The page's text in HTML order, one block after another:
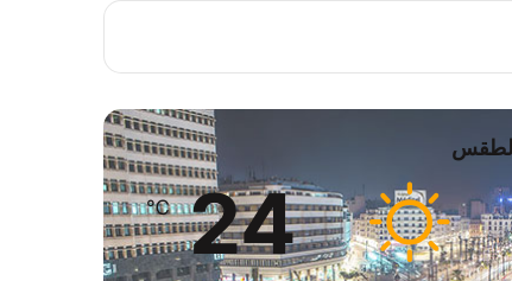
الطقس
24
℃